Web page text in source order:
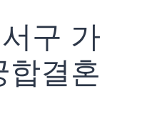
구 가
합결혼